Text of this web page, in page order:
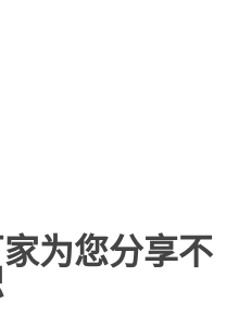
为您分享不